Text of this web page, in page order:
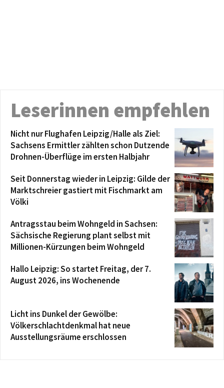
Leserinnen empfehlen
Nicht nur Flughafen Leipzig/Halle als Ziel:
Sachsens Ermittler zählten schon Dutzende
Drohnen-Überflüge im ersten Halbjahr
Seit Donnerstag wieder in Leipzig: Gilde der
Marktschreier gastiert mit Fischmarkt am
Völki
Antragsstau beim Wohngeld in Sachsen:
Sächsische Regierung plant selbst mit
Millionen-Kürzungen beim Wohngeld
Hallo Leipzig: So startet Freitag, der 7.
August 2026, ins Wochenende
Licht ins Dunkel der Gewölbe:
Völkerschlachtdenkmal hat neue
Ausstellungsräume erschlossen